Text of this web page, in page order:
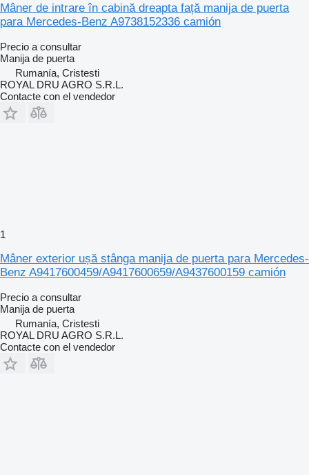
Mâner de intrare în cabină dreapta față manija de puerta
para Mercedes-Benz A9738152336 camión
Precio a consultar
Manija de puerta
Rumanía, Cristesti
ROYAL DRU AGRO S.R.L.
Contacte con el vendedor
1
Mâner exterior ușă stânga manija de puerta para Mercedes-
Benz A9417600459/A9417600659/A9437600159 camión
Precio a consultar
Manija de puerta
Rumanía, Cristesti
ROYAL DRU AGRO S.R.L.
Contacte con el vendedor